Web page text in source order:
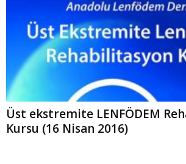
Üst ekstremite LENFÖDEM
Kursu (16 Nisan 2016)